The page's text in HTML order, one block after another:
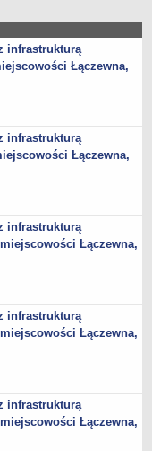
stałego
Urzędu Gminy Boniewo
na prowadzenie
Odprowadzania
infrastrukturą
Łączewna,
infrastrukturą
Łączewna,
infrastrukturą
Łączewna,
infrastrukturą
Łączewna,
infrastrukturą
Łączewna,